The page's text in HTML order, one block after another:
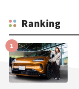
Ranking